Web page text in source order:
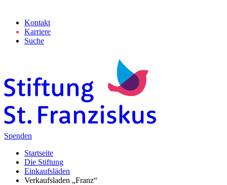
Kontakt
Karriere
Suche
Spenden
Startseite
Die Stiftung
Einkaufsläden
Verkaufsladen „Franz“